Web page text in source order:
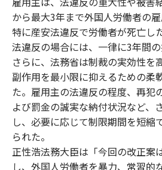
から最大3年まで外国人労働者の雇
特に産安法違反で労働者が死亡し
法違反の場合には、一律に3年間の
さらに、法務省は制裁の実効性を
副作用を最小限に抑えるための柔
た。雇用主の法違反の程度、再犯
よび罰金の誠実な納付状況など、
し、必要に応じて制限期間を短縮
られた。
正性浩法務大臣は「今回の改正案
し、外国人労働者を暴力、常習的